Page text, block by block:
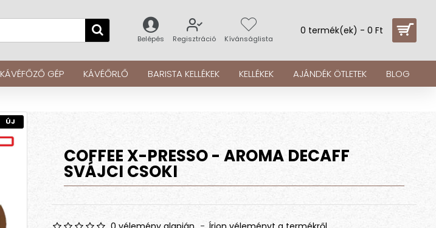
Belépés Regisztráció Kívánságlista
0 termék(ek) - 0 Ft
KÁVÉFŐZŐ GÉP KÁVÉŐRLŐ BARISTA KELLÉKEK KELLÉKEK AJÁNDÉK ÖTLETEK BLOG
ÚJ
COFFEE X-PRESSO - AROMA DECAFF
SVÁJCI CSOKI